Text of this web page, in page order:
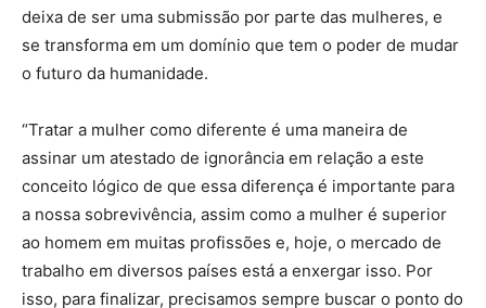
deixa de ser uma submissão por parte das mulheres, e
se transforma em um domínio que tem o poder de mudar
o futuro da humanidade.
“Tratar a mulher como diferente é uma maneira de
assinar um atestado de ignorância em relação a este
conceito lógico de que essa diferença é importante para
a nossa sobrevivência, assim como a mulher é superior
ao homem em muitas profissões e, hoje, o mercado de
trabalho em diversos países está a enxergar isso. Por
isso, para finalizar, precisamos sempre buscar o ponto do